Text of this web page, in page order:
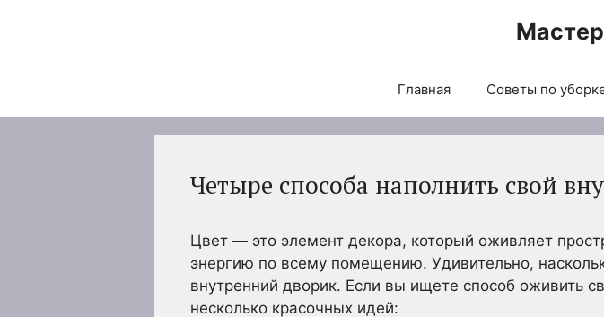
Главная Советы по
Четыре способа наполнить свой
Цвет — это элемент декора, который оживляет
энергию по всему помещению. Удивительно,
внутренний дворик. Если вы ищете способ оживить
несколько красочных идей: